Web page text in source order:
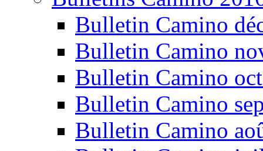
Bulletin Camino
Bulletin Camino
Bulletin Camino
Bulletin Camino
Bulletin Camino